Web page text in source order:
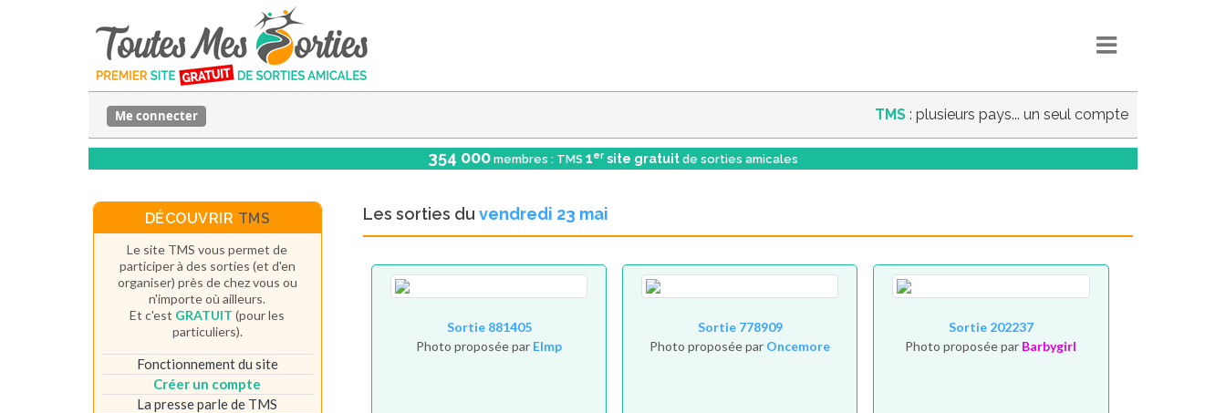
TMS : plusieurs pays... un seul compte
Me connecter
354 000 membres : TMS 1er site gratuit de sorties amicales
Les sorties duvendredi 23 mai
Sortie 881405
Photo proposée par Elmp
Sortie 778909
Photo proposée par Oncemore
Sortie 202237
Photo proposée par Barbygirl
DÉCOUVRIR TMS
Le site TMS vous permet de
participer à des sorties (et d'en
organiser) près de chez vous ou
n'importe où ailleurs.
Et c'est GRATUIT (pour les
particuliers).
Fonctionnement du site
Créer un compte
La presse parle de TMS